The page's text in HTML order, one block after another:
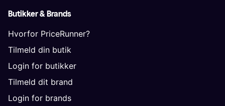
Butikker & Brands
Hvorfor PriceRunner?
Tilmeld din butik
Login for butikker
Tilmeld dit brand
Login for brands